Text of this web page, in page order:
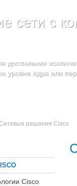
сети с
достижения
уровне ядра или
Вашего
UCS
сервера с
решения Cisco
Cisco